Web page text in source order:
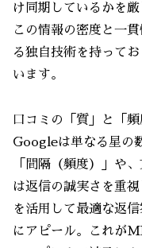
け同期しているかを
この情報の密度と一
る独自技術を持って
います。
口コミの「質」と「
Googleは単なる星の
「間隔（頻度）」や
は返信の誠実さを重
を活用して最適な返
にアピール。これが